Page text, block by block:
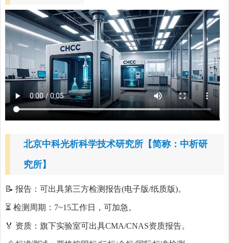
北京中科光析科学技术研究所【简称：中析研
究所】
📝 报告：可出具第三方检测报告(电子版/纸质版)。
⏳ 检测周期：7~15工作日，可加急。
🏅 资质：旗下实验室可出具CMA/CNAS资质报告。